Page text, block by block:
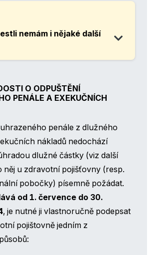
nemám i nějaké další
O ODPUŠTĚNÍ
PENÁLE A EXEKUČNÍCH
penále z dlužného
nákladů nedochází
dlužné částky (viz další
něj u zdravotní pojišťovny (resp.
pobočky) písemně požádat.
od 1. července do 30.
, je nutné ji vlastnoručně podepsat
pojištovně jedním z